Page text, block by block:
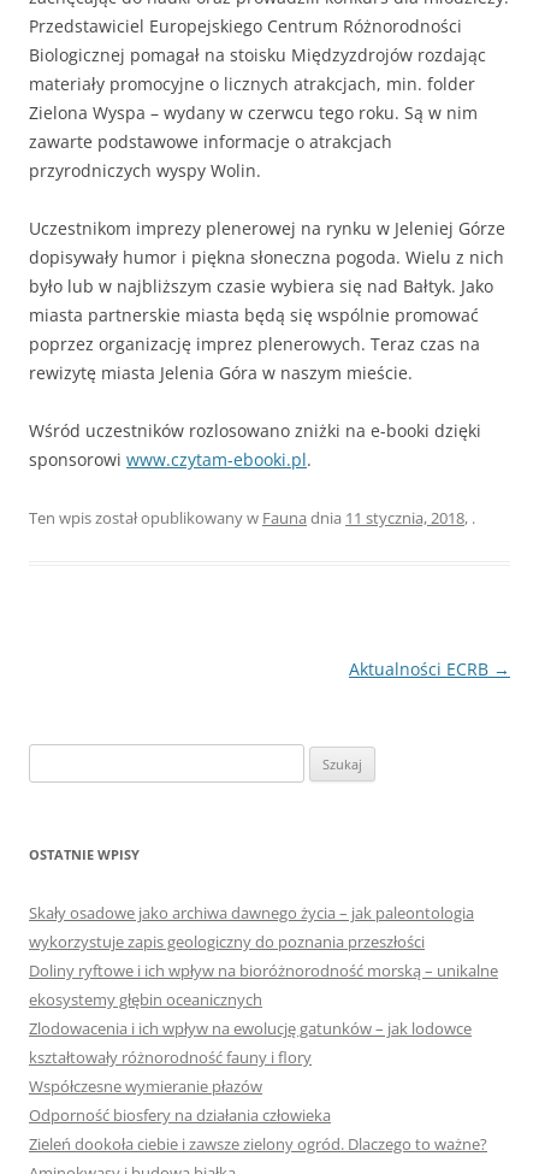
Przedstawiciel Europejskiego Centrum Różnorodności
Biologicznej pomagał na stoisku Międzyzdrojów rozdając
materiały promocyjne o licznych atrakcjach, min. folder
Zielona Wyspa – wydany w czerwcu tego roku. Są w nim
zawarte podstawowe informacje o atrakcjach
przyrodniczych wyspy Wolin.
Uczestnikom imprezy plenerowej na rynku w Jeleniej Górze
dopisywały humor i piękna słoneczna pogoda. Wielu z nich
było lub w najbliższym czasie wybiera się nad Bałtyk. Jako
miasta partnerskie miasta będą się wspólnie promować
poprzez organizację imprez plenerowych. Teraz czas na
rewizytę miasta Jelenia Góra w naszym mieście.
Wśród uczestników rozlosowano zniżki na e-booki dzięki
sponsorowi www.czytam-ebooki.pl.
Ten wpis został opublikowany w Fauna dnia 11 stycznia, 2018, .
Aktualności ECRB →
OSTATNIE WPISY
Skały osadowe jako archiwa dawnego życia – jak paleontologia
wykorzystuje zapis geologiczny do poznania przeszłości
Doliny ryftowe i ich wpływ na bioróżnorodność morską – unikalne
ekosystemy głębin oceanicznych
Zlodowacenia i ich wpływ na ewolucję gatunków – jak lodowce
kształtowały różnorodność fauny i flory
Współczesne wymieranie płazów
Odporność biosfery na działania człowieka
Zieleń dookoła ciebie i zawsze zielony ogród. Dlaczego to ważne?